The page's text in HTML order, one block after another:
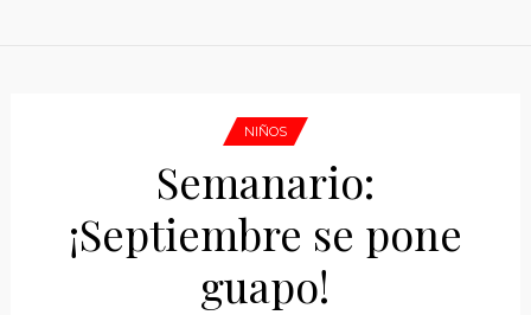
NIÑOS
Semanario:
¡Septiembre se pone
guapo!